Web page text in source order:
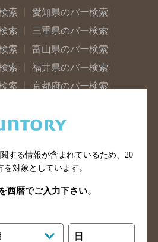
索
愛知県のバー検索
索
三重県のバー検索
索
富山県のバー検索
索
福井県のバー検索
索
京都府のバー検索
索
和歌山県のバー検索
索
鳥取県のバー検索
索
愛媛県のバー検索
索
索
佐賀県のバー検索
する情報が含まれているため、 20
を対象としています。
西暦でご入力下さい。
日